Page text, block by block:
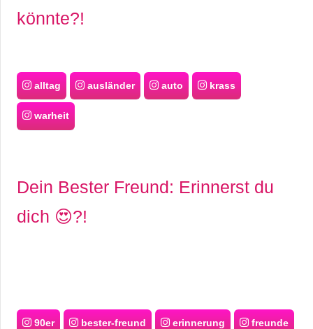
könnte?!
alltag ausländer auto krass
warheit
Dein Bester Freund: Erinnerst du
dich 😍?!
90er bester-freund erinnerung freunde